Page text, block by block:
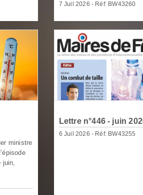
7 Juil 2026 - Réf: BW43260
ministre
juin,
Lettre n°446 - juin
6 Juil 2026 - Réf: BW43255